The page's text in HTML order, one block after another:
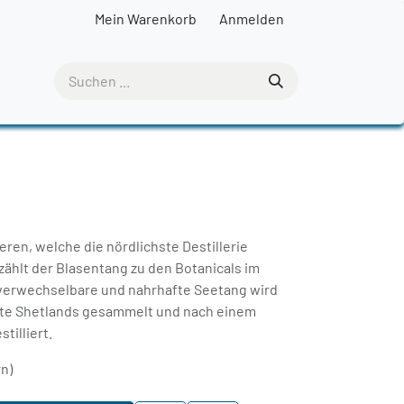
Mein Warenkorb Anmelden
welche die nördlichste Destillerie
der Blasentang zu den Botanicals im
und nahrhafte Seetang wird
Shetlands gesammelt und nach einem